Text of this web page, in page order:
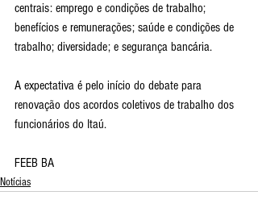
centrais: emprego e condições de trabalho;
benefícios e remunerações; saúde e condições de
trabalho; diversidade; e segurança bancária.
A expectativa é pelo início do debate para
renovação dos acordos coletivos de trabalho dos
funcionários do Itaú.
FEEB BA
Notícias